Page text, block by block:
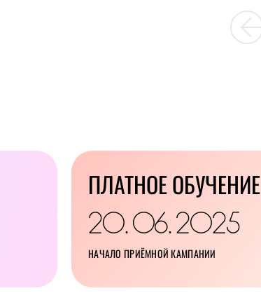
ПЛАТНОЕ ОБУЧЕНИЕ
20 06 2025
НАЧАЛО ПРИЁМНОЙ КАМПАНИИ